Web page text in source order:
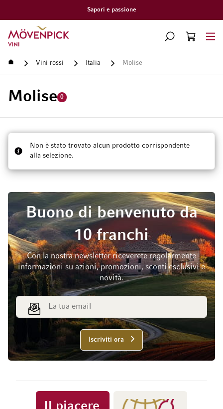
Consegna gratuita a partire da CHF 300.–
Vai alla Home Page
CERCA
CART
Home Vini rossi Italia Molise
Molise 0
Non è stato trovato alcun prodotto corrispondente
alla selezione.
Buono di benvenuto da
10 franchi
Con la nostra newsletter riceverete regolarmente
informazioni su azioni, promozioni, sconti esclusivi e
novità.
Indirizzo email
Iscriviti ora